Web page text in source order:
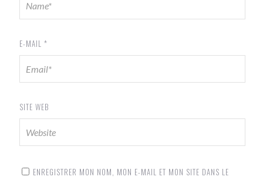
E-MAIL *
SITE WEB
ENREGISTRER MON NOM, MON E-MAIL ET MON SITE DANS LE